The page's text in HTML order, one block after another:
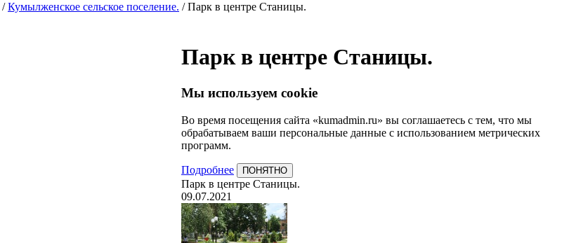
/Кумылженское сельское поселение. / Парк в центре Станицы.
Парк в центре Станицы.
Мы используем cookie
Во время посещения сайта «kumadmin.ru» вы соглашаетесь с тем, что мы
обрабатываем ваши персональные данные с использованием метрических
программ.
Подробнее ПОНЯТНО
Парк в центре Станицы.
09.07.2021